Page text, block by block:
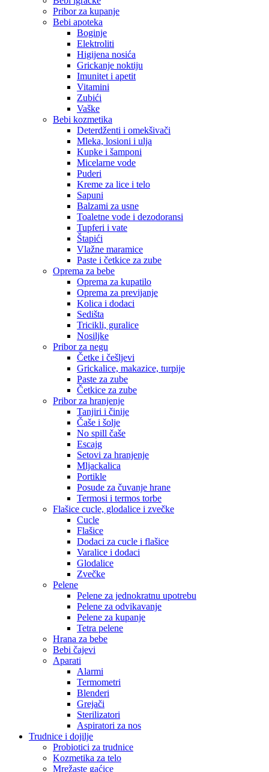
Pribor za kupanje
Bebi apoteka
Boginje
Elektroliti
Higijena nosića
Grickanje noktiju
Imunitet i apetit
Vitamini
Zubići
Vaške
Bebi kozmetika
Deterdženti i omekšivači
Mleka, losioni i ulja
Kupke i šamponi
Micelarne vode
Puderi
Kreme za lice i telo
Sapuni
Balzami za usne
Toaletne vode i dezodoransi
Tupferi i vate
Štapići
Vlažne maramice
Paste i četkice za zube
Oprema za bebe
Oprema za kupatilo
Oprema za previjanje
Kolica i dodaci
Sedišta
Tricikli, guralice
Nosiljke
Pribor za negu
Četke i češljevi
Grickalice, makazice, turpije
Paste za zube
Četkice za zube
Pribor za hranjenje
Tanjiri i činije
Čaše i šolje
No spill čaše
Escajg
Setovi za hranjenje
Mljackalica
Portikle
Posude za čuvanje hrane
Termosi i termos torbe
Flašice cucle, glodalice i zvečke
Cucle
Flašice
Dodaci za cucle i flašice
Varalice i dodaci
Glodalice
Zvečke
Pelene
Pelene za jednokratnu upotrebu
Pelene za odvikavanje
Pelene za kupanje
Tetra pelene
Hrana za bebe
Bebi čajevi
Aparati
Alarmi
Termometri
Blenderi
Grejači
Sterilizatori
Aspiratori za nos
Trudnice i dojilje
Probiotici za trudnice
Kozmetika za telo
Mrežaste gaćice